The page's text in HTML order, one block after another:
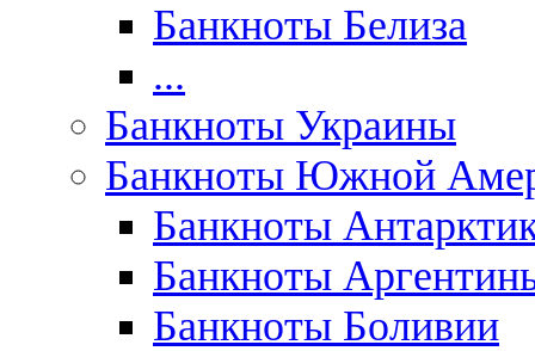
Банкноты Белиза
...
Банкноты Украины
Банкноты Южной
Банкноты
Банкноты
Банкноты Боливии